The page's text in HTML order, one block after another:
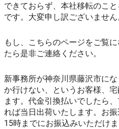
できておらず、本社移転のこ
です。大変申し訳ございません
もし、こちらのページをご覧
たら是非ご連絡ください。
新事務所が神奈川県藤沢市に
か行けない、というお客様、
ます。代金引換払いでしたら
れば当日出荷いたします。お
15時までにお振込みいただけ